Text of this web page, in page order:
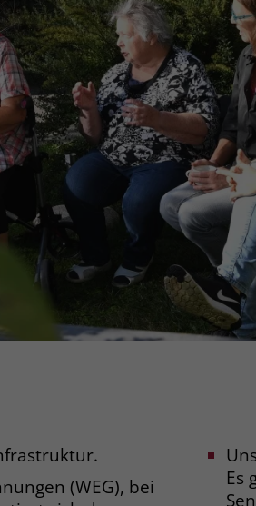
(WEG), bei
Es
Name _gcl_dc
Anbieter Google Ads
Laufzeit 90 Tage
Dieses Cookie wird
über einen Klick auf
Werbeanzeige auf die
enthält Informationen
Werbeanzeige geklickt
Erfolge wie z.B.
Kontaktanfragen der
werden können.
_fbp
Der Zweck von _fbp ist
Werbe- und
Facebook